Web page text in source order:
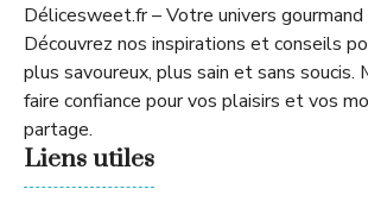
Délicesweet.fr – Votre univers gourmand
Découvrez nos inspirations et conseils
plus savoureux, plus sain et sans soucis.
faire confiance pour vos plaisirs et vos
partage.
Liens utiles